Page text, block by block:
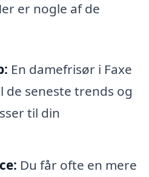
er nogle af de
En damefrisør i Faxe
de seneste trends og
til din
Du får ofte en mere